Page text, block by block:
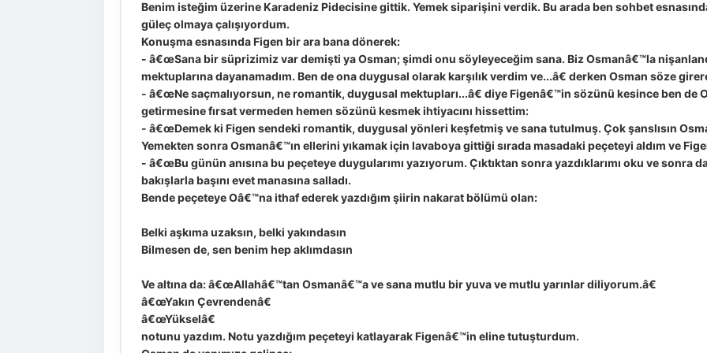
Benim isteğim üzerine Karadeniz Pidecisine gittik. Yemek siparişini verdik. Bu arada ben sohbet
güleç olmaya çalışıyordum.
Konuşma esnasında Figen bir ara bana dönerek:
- â€œSana bir süprizimiz var demişti ya Osman; şimdi onu söyleyeceğim sana. Biz Osmanâ€™la
mektuplarına dayanamadım. Ben de ona duygusal olarak karşılık verdim ve...â€ derken Osman söze
- â€œNe saçmalıyorsun, ne romantik, duygusal mektupları...â€ diye Figenâ€™in sözünü kesince ben de
getirmesine fırsat vermeden hemen sözünü kesmek ihtiyacını hissettim:
- â€œDemek ki Figen sendeki romantik, duygusal yönleri keşfetmiş ve sana tutulmuş. Çok şanslısın
Yemekten sonra Osmanâ€™ın ellerini yıkamak için lavaboya gittiği sırada masadaki peçeteyi aldım ve
- â€œBu günün anısına bu peçeteye duygularımı yazıyorum. Çıktıktan sonra yazdıklarımı oku ve sonra
bakışlarla başını evet manasına salladı.
Bende peçeteye Oâ€™na ithaf ederek yazdığım şiirin nakarat bölümü olan:
Belki aşkıma uzaksın, belki yakındasın
Bilmesen de, sen benim hep aklımdasın
Ve altına da: â€œAllahâ€™tan Osmanâ€™a ve sana mutlu bir yuva ve mutlu yarınlar diliyorum.â€
â€œYakın Çevrendenâ€
â€œYükselâ€
notunu yazdım. Notu yazdığım peçeteyi katlayarak Figenâ€™in eline tutuşturdum.